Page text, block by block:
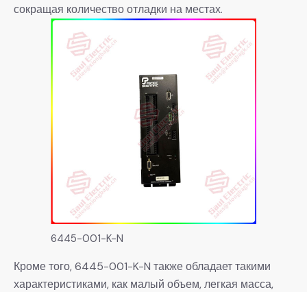
сокращая количество отладки на местах.
6445-001-K-N
Кроме того, 6445-001-K-N также обладает такими
характеристиками, как малый объем, легкая масса,